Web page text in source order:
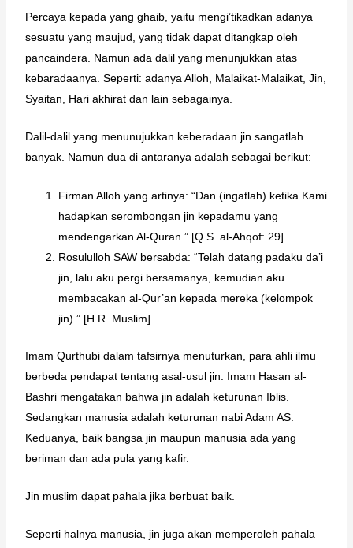
Percaya kepada yang ghaib, yaitu mengi’tikadkan adanya
sesuatu yang maujud, yang tidak dapat ditangkap oleh
pancaindera. Namun ada dalil yang menunjukkan atas
kebaradaanya. Seperti: adanya Alloh, Malaikat-Malaikat, Jin,
Syaitan, Hari akhirat dan lain sebagainya.
Dalil-dalil yang menunujukkan keberadaan jin sangatlah
banyak. Namun dua di antaranya adalah sebagai berikut:
Firman Alloh yang artinya: “Dan (ingatlah) ketika Kami
hadapkan serombongan jin kepadamu yang
mendengarkan Al-Quran.” [Q.S. al-Ahqof: 29].
Rosululloh SAW bersabda: “Telah datang padaku da’i
jin, lalu aku pergi bersamanya, kemudian aku
membacakan al-Qur’an kepada mereka (kelompok
jin).” [H.R. Muslim].
Imam Qurthubi dalam tafsirnya menuturkan, para ahli ilmu
berbeda pendapat tentang asal-usul jin. Imam Hasan al-
Bashri mengatakan bahwa jin adalah keturunan Iblis.
Sedangkan manusia adalah keturunan nabi Adam AS.
Keduanya, baik bangsa jin maupun manusia ada yang
beriman dan ada pula yang kafir.
Jin muslim dapat pahala jika berbuat baik.
Seperti halnya manusia, jin juga akan memperoleh pahala